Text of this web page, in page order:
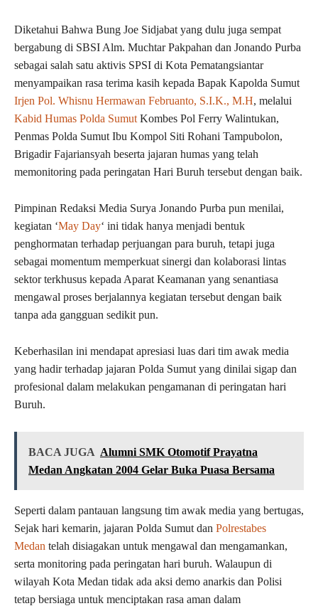
Diketahui Bahwa Bung Joe Sidjabat yang dulu juga sempat
bergabung di SBSI Alm. Muchtar Pakpahan dan Jonando Purba
sebagai salah satu aktivis SPSI di Kota Pematangsiantar
menyampaikan rasa terima kasih kepada Bapak Kapolda Sumut
Irjen Pol. Whisnu Hermawan Februanto, S.I.K., M.H, melalui
Kabid Humas Polda Sumut Kombes Pol Ferry Walintukan,
Penmas Polda Sumut Ibu Kompol Siti Rohani Tampubolon,
Brigadir Fajariansyah beserta jajaran humas yang telah
memonitoring pada peringatan Hari Buruh tersebut dengan baik.
Pimpinan Redaksi Media Surya Jonando Purba pun menilai,
kegiatan ‘May Day‘ ini tidak hanya menjadi bentuk
penghormatan terhadap perjuangan para buruh, tetapi juga
sebagai momentum memperkuat sinergi dan kolaborasi lintas
sektor terkhusus kepada Aparat Keamanan yang senantiasa
mengawal proses berjalannya kegiatan tersebut dengan baik
tanpa ada gangguan sedikit pun.
Keberhasilan ini mendapat apresiasi luas dari tim awak media
yang hadir terhadap jajaran Polda Sumut yang dinilai sigap dan
profesional dalam melakukan pengamanan di peringatan hari
Buruh.
BACA JUGA Alumni SMK Otomotif Prayatna
Medan Angkatan 2004 Gelar Buka Puasa Bersama
Seperti dalam pantauan langsung tim awak media yang bertugas,
Sejak hari kemarin, jajaran Polda Sumut dan Polrestabes
Medan telah disiagakan untuk mengawal dan mengamankan,
serta monitoring pada peringatan hari buruh. Walaupun di
wilayah Kota Medan tidak ada aksi demo anarkis dan Polisi
tetap bersiaga untuk menciptakan rasa aman dalam